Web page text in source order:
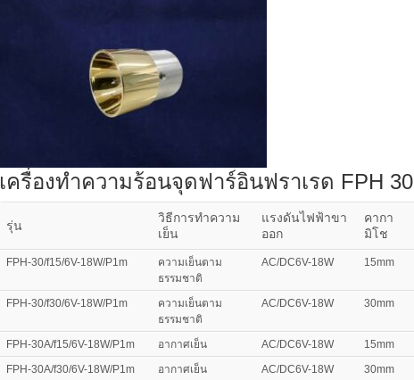
เครื่องทำความร้อนจุดฟาร์อินฟราเรด FPH 30
รุ่น
วิธีการทำความ
เย็น
แรงดันไฟฟ้าขา
ออก
คากา
มิโช
FPH-30/f15/6V-18W/P1m
ความเย็นตาม
ธรรมชาติ
AC/DC6V-18W 15mm
FPH-30/f30/6V-18W/P1m
ความเย็นตาม
ธรรมชาติ
AC/DC6V-18W 30mm
FPH-30A/f15/6V-18W/P1m อากาศเย็น AC/DC6V-18W 15mm
FPH-30A/f30/6V-18W/P1m
อากาศเย็น AC/DC6V-18W 30mm